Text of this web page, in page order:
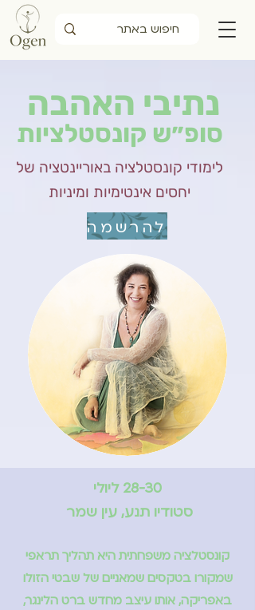
נתיבי האהבה
סופ״ש קונסטלציות
לימודי קונסטלציה באוריינטציה של
יחסים אינטימיות ומיניות
להרשמה
28-30 ליולי
סטודיו תנע, עין שמר
קונסטלציה משפחתית היא תהליך תראפי
שמקורו בטקסים שמאניים של שבטי הזולו
באפריקה, אותו עיצב מחדש ברט הלינגר,